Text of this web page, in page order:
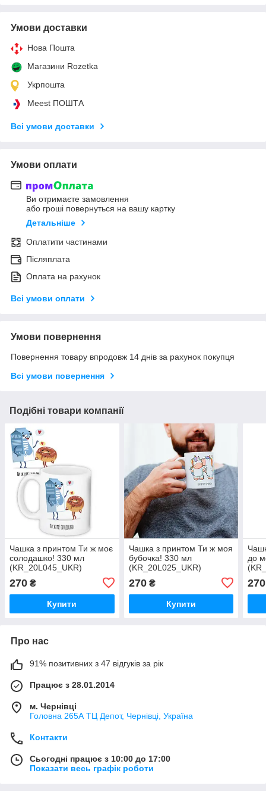
Умови доставки
Нова Пошта
Магазини Rozetka
Укрпошта
Meest ПОШТА
Всі умови доставки
Умови оплати
Ви отримаєте замовлення
або гроші повернуться на вашу картку
Детальніше
Оплатити частинами
Післяплата
Оплата на рахунок
Всі умови оплати
Умови повернення
Повернення товару впродовж 14 днів за рахунок покупця
Всі умови повернення
Подібні товари компанії
Чашка з принтом Ти ж моє
солодашко! 330 мл
(KR_20L045_UKR)
270 ₴
Купити
Чашка з принтом Ти ж моя
бубочка! 330 мл
(KR_20L025_UKR)
270₴
Купити
до
270
Про нас
91% позитивних з 47 відгуків за рік
Працює з 28.01.2014
м. Чернівці
Головна 265А ТЦ Депот, Чернівці, Україна
Контакти
Сьогодні працює з 10:00 до 17:00
Показати весь графік роботи